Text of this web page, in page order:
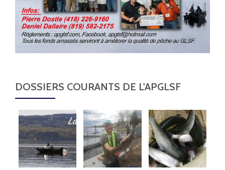
DOSSIERS COURANTS DE L'APGLSF